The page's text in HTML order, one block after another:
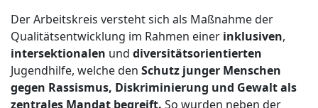
Der Arbeitskreis versteht sich als Maßnahme der
Qualitätsentwicklung im Rahmen einer inklusiven,
intersektionalen und diversitätsorientierten
Jugendhilfe, welche den Schutz junger Menschen
gegen Rassismus, Diskriminierung und Gewalt als
zentrales Mandat begreift. So wurden neben der